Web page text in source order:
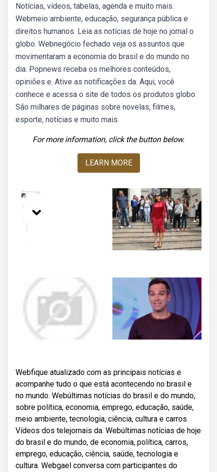
Notícias, vídeos, tabelas, agenda e muito mais.
Webmeio ambiente, educação, segurança pública e
direitos humanos. Leia as notícias de hoje no jornal o
globo. Webnegócio fechado veja os assuntos que
movimentaram a economia do brasil e do mundo no
dia. Popnews receba os melhores conteúdos,
opiniões e. Ative as notificações da. Aqui, você
conhece e acessa o site de todos os produtos globo.
São milhares de páginas sobre novelas, filmes,
esporte, notícias e muito mais.
For more information, click the button below.
LEARN MORE
Webfique atualizado com as principais notícias e
acompanhe tudo o que está acontecendo no brasil e
no mundo. Webúltimas notícias do brasil e do mundo,
sobre política, economia, emprego, educação, saúde,
meio ambiente, tecnologia, ciência, cultura e carros.
Vídeos dos telejornais da. Webúltimas notícias de hoje
do brasil e do mundo, de economia, política, carros,
emprego, educação, ciência, saúde, tecnologia e
cultura. Webgael conversa com participantes do